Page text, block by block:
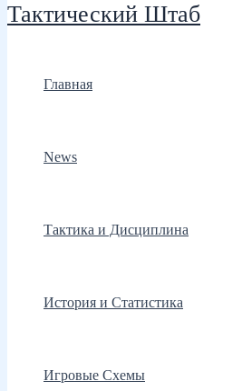
Тактический Штаб
Главная
News
Тактика и Дисциплина
История и Статистика
Игровые Схемы